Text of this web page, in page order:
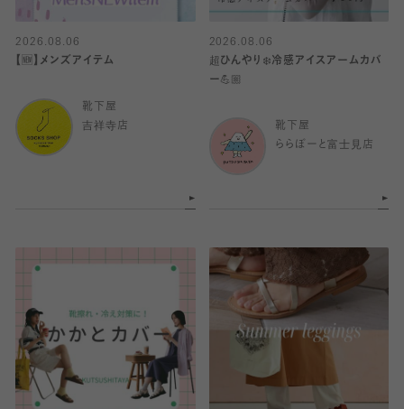
2026.08.06
【🆕】メンズアイテム
靴下屋
吉祥寺店
2026.08.06
超ひんやり❄️冷感アイスアームカバ
ー💪🏼
靴下屋
ららぽーと富士見店